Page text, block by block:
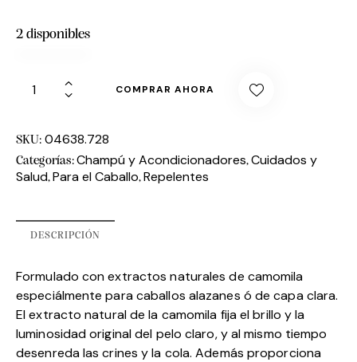
2 disponibles
COMPRAR AHORA
SKU: 04638.728
Categorías:Champú y Acondicionadores,Cuidados y
Salud, Para el Caballo, Repelentes
DESCRIPCIÓN
Formulado con extractos naturales de camomila
especiálmente para caballos alazanes ó de capa clara.
El extracto natural de la camomila fija el brillo y la
luminosidad original del pelo claro, y al mismo tiempo
desenreda las crines y la cola. Además proporciona